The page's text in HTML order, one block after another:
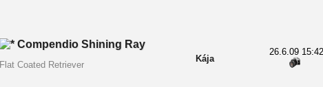
Compendio Shining Ray
Flat Coated Retriever
Kája
26.6.09 15:42